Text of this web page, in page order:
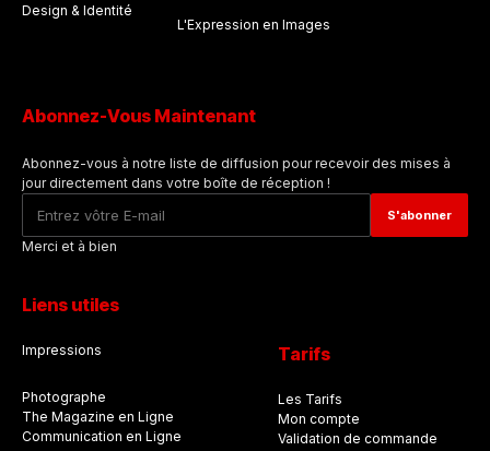
Design & Identité
L'Expression en Images
Abonnez-Vous Maintenant
Abonnez-vous à notre liste de diffusion pour recevoir des mises à
jour directement dans votre boîte de réception !
Merci et à bien
Liens utiles
Impressions
Photographe
The Magazine en Ligne
Communication en Ligne
Tarifs
Les Tarifs
Mon compte
Validation de commande